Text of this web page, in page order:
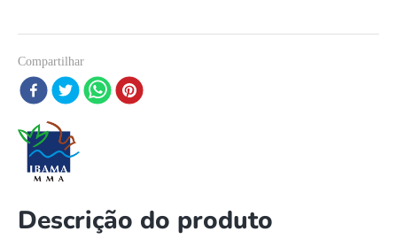
Compartilhar
Descrição do produto